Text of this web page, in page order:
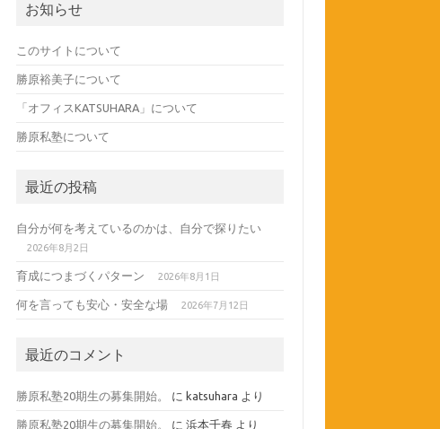
お知らせ
このサイトについて
勝原裕美子について
「オフィスKATSUHARA」について
勝原私塾について
最近の投稿
自分が何を考えているのかは、自分で探りたい
2026年8月2日
育成につまづくパターン 2026年8月1日
何を言っても安心・安全な場 2026年7月12日
最近のコメント
勝原私塾20期生の募集開始。 に katsuhara より
勝原私塾20期生の募集開始。 に浜本千春 より